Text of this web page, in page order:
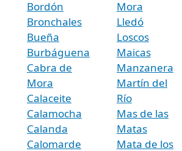
Bordón
Bronchales
Bueña
Burbáguena
Cabra de
Mora
Calaceite
Calamocha
Calanda
Calomarde
Mora
Lledó
Loscos
Maicas
Manzanera
Martín del
Río
Mas de las
Matas
Mata de los